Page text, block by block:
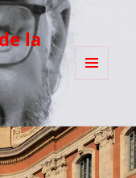
la